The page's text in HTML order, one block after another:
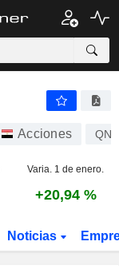
56,07
Acciones
Varia. 1 de enero.
+20,94 %
Noticias